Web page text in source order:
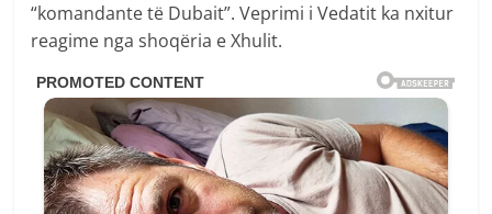
“komandante të Dubait”. Veprimi i Vedatit ka nxitur
reagime nga shoqëria e Xhulit.